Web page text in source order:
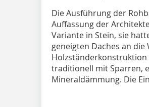
Die Ausführung der
Auffassung der
Variante in Stein, sie
geneigten Daches an
Holzständerkonstruktion
traditionell mit Sparren,
Mineraldämmung. Die